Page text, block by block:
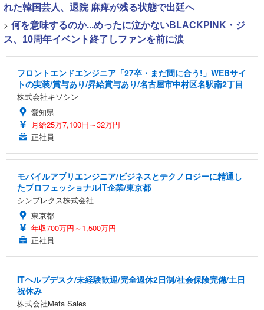
れた韓国芸人、退院 麻痺が残る状態で出廷へ
> 何を意味するのか...めったに泣かないBLACKPINK・ジ
ス、10周年イベント終了しファンを前に涙
フロントエンドエンジニア「27卒・まだ間に合う!」WEBサイ
トの実装/賞与あり/昇給賞与あり/名古屋市中村区名駅南2丁目
株式会社キソシン
愛知県
月給25万7,100円～32万円
正社員
モバイルアプリエンジニア/ビジネスとテクノロジーに精通し
たプロフェッショナルIT企業/東京都
シンプレクス株式会社
東京都
年収700万円～1,500万円
正社員
ITヘルプデスク/未経験歓迎/完全週休2日制/社会保険完備/土日
祝休み
株式会社Meta Sales